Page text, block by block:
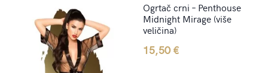
Ogrtač crni – Penthouse
Midnight Mirage (više
veličina)
15,50€